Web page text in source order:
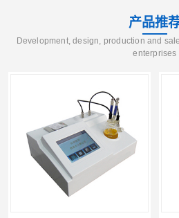
产品推
Development, design, production and
enterprises